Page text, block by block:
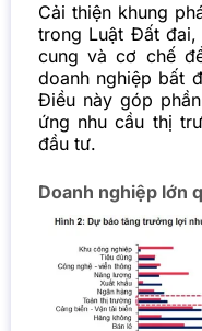
Cải thiện khung
trong Luật Đất
cung và cơ chế
doanh nghiệp bất
Điều này góp
ứng nhu cầu thị
đầu tư.
Doanh nghiệp lớn